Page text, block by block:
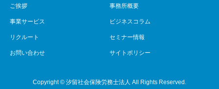
ご挨拶 事務所概要
事業サービス ビジネスコラム
リクルート セミナー情報
お問い合わせ サイトポリシー
Copyright © 汐留社会保険労務士法人 All Rights Reserved.